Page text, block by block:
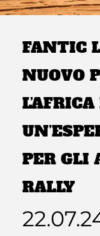
FANTIC
NUOVO
PER GLI
RALLY